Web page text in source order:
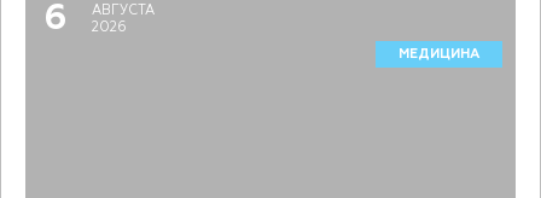
6
АВГУСТА
2026
МЕДИЦИНА